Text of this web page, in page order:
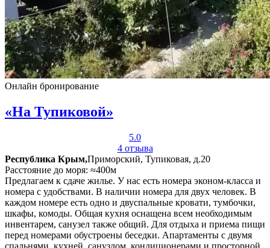
Онлайн бронирование
«На Тупиковой»
5.0
4 отзыва
Республика Крым,Приморский, Тупиковая, д.20
Расстояние до моря: ≈400м
Предлагаем к сдаче жилье. У нас есть номера эконом-класса и
номера с удобствами. В наличии номера для двух человек. В
каждом номере есть одно и двуспальные кровати, тумбочки,
шкафы, комоды. Общая кухня оснащена всем необходимым
инвентарем, санузел также общий. Для отдыха и приема пищи
перед номерами обустроены беседки. Апартаменты с двумя
спальнями, кухней, санузлом, кондиционерами и просторной